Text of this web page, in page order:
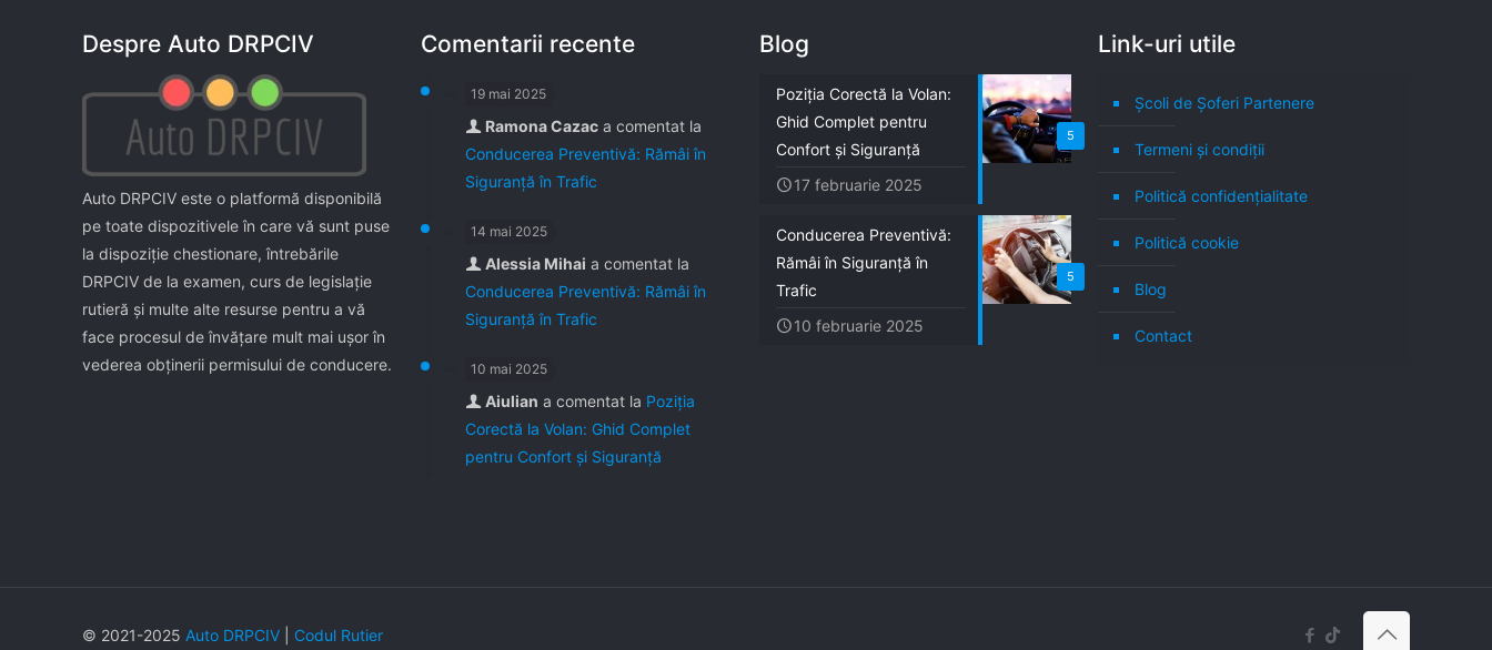
Despre Auto DRPCIV
Auto DRPCIV este o platformă disponibilă
pe toate dispozitivele în care vă sunt puse
la dispoziţie chestionare, întrebările
DRPCIV de la examen, curs de legislaţie
rutieră şi multe alte resurse pentru a vă
face procesul de învăţare mult mai uşor în
vederea obţinerii permisului de conducere.
Comentarii recente
19 mai 2025
Ramona Cazac a comentat la
Conducerea Preventivă: Rămâi în
Siguranță în Trafic
14 mai 2025
Alessia Mihai a comentat la
Conducerea Preventivă: Rămâi în
Siguranță în Trafic
10 mai 2025
Aiulian a comentat la Poziția
Corectă la Volan: Ghid Complet
pentru Confort și Siguranță
Blog
5
Poziția Corectă la Volan:
Ghid Complet pentru
Confort și Siguranță
17 februarie 2025
5
Conducerea Preventivă:
Rămâi în Siguranță în
Trafic
10 februarie 2025
Link-uri utile
Școli de Șoferi Partenere
Termeni şi condiţii
Politică confidenţialitate
Politică cookie
Blog
Contact
© 2021-2025 Auto DRPCIV Codul Rutier